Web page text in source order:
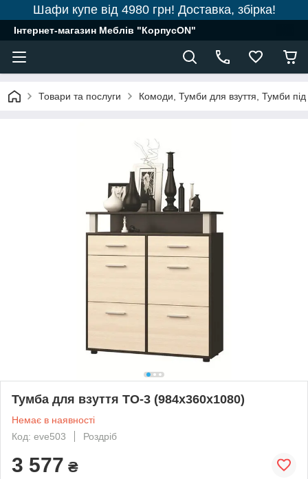
Шафи купе від 4980 грн! Доставка, збірка!
Інтернет-магазин Меблів "КорпусON"
Товари та послуги Комоди, Тумби для взуття, Тумби
Тумба для взуття ТО-3 (984х360х1080)
Немає в наявності
Код: eve503
Роздріб
3 577 ₴